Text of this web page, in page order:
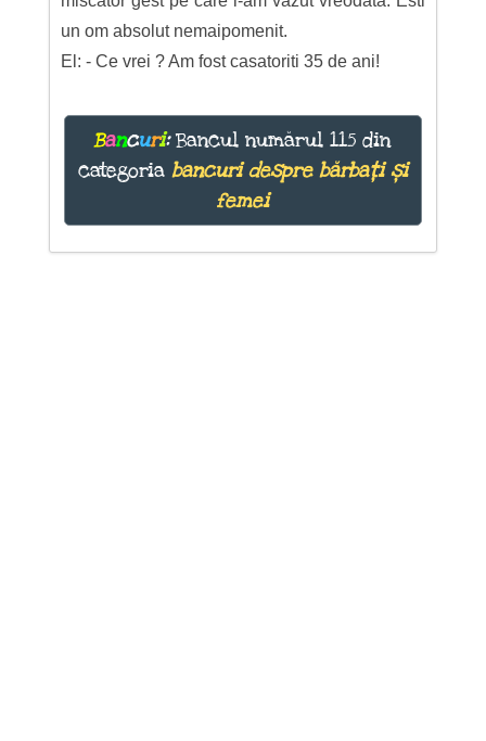
un om absolut nemaipomenit.
El: - Ce vrei ? Am fost casatoriti 35 de ani!
Bancuri:Bancul numărul 115 din
categoria bancuri despre bărbați și
femei